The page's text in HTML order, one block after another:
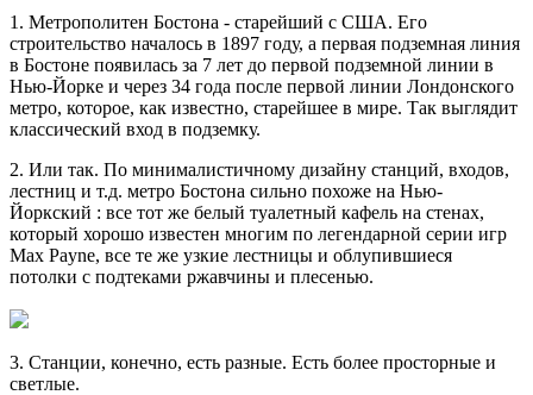
1. Метрополитен Бостона - старейший с США. Его
строительство началось в 1897 году, а первая подземная линия
в Бостоне появилась за 7 лет до первой подземной линии в
Нью-Йорке и через 34 года после первой линии Лондонского
метро, которое, как известно, старейшее в мире. Так выглядит
классический вход в подземку.
2. Или так. По минималистичному дизайну станций, входов,
лестниц и т.д. метро Бостона сильно похоже на Нью-
Йоркский : все тот же белый туалетный кафель на стенах,
который хорошо известен многим по легендарной серии игр
Max Payne, все те же узкие лестницы и облупившиеся
потолки с подтеками ржавчины и плесенью.
3. Станции, конечно, есть разные. Есть более просторные и
светлые.